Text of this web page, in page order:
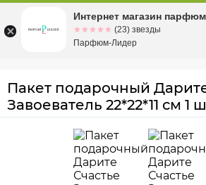
Омскул. Заозерная, 11,
Пакет подарочный
Завоеватель 22*22*11 см 1
Интернет магазин
☆☆☆☆☆
★★★★★ (23) звезды
Парфюм-Лидер